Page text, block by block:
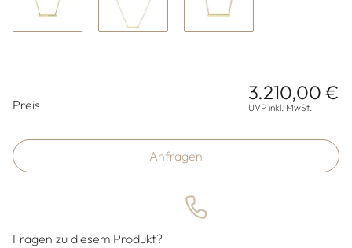
Preis
3.210,00 €
UVP inkl. MwSt.
Anfragen
Fragen zu diesem Produkt?